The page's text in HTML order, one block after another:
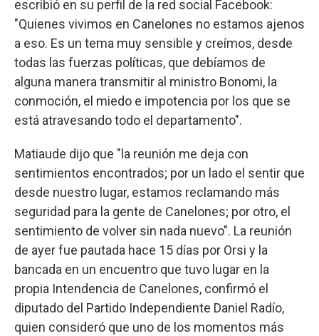
escribió en su perfil de la red social Facebook:
"Quienes vivimos en Canelones no estamos ajenos
a eso. Es un tema muy sensible y creímos, desde
todas las fuerzas políticas, que debíamos de
alguna manera transmitir al ministro Bonomi, la
conmoción, el miedo e impotencia por los que se
está atravesando todo el departamento".
Matiaude dijo que "la reunión me deja con
sentimientos encontrados; por un lado el sentir que
desde nuestro lugar, estamos reclamando más
seguridad para la gente de Canelones; por otro, el
sentimiento de volver sin nada nuevo". La reunión
de ayer fue pautada hace 15 días por Orsi y la
bancada en un encuentro que tuvo lugar en la
propia Intendencia de Canelones, confirmó el
diputado del Partido Independiente Daniel Radío,
quien consideró que uno de los momentos más